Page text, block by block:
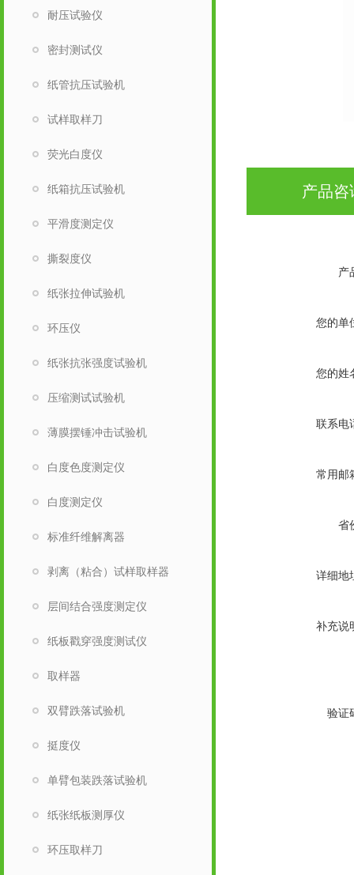
产品咨
产
您的单
您的姓
联系电
常用邮
省
详细地
补充说
验证
耐压试验仪
密封测试仪
纸管抗压试验机
试样取样刀
荧光白度仪
纸箱抗压试验机
平滑度测定仪
撕裂度仪
纸张拉伸试验机
环压仪
纸张抗张强度试验机
压缩测试试验机
薄膜摆锤冲击试验机
白度色度测定仪
白度测定仪
标准纤维解离器
剥离（粘合）试样取样器
层间结合强度测定仪
纸板戳穿强度测试仪
取样器
双臂跌落试验机
挺度仪
单臂包装跌落试验机
纸张纸板测厚仪
环压取样刀